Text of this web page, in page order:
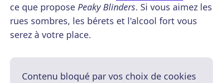
ce que propose Peaky Blinders. Si vous aimez les
rues sombres, les bérets et l'alcool fort vous
serez à votre place.
Contenu bloqué par vos choix de cookies